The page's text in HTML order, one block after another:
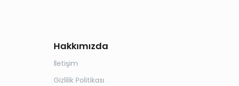
Hakkımızda
İletişim
Gizlilik Politikası